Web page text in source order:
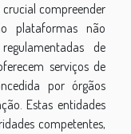
compreender
plataformas não
de
serviços de
por órgãos
Estas entidades
competentes,